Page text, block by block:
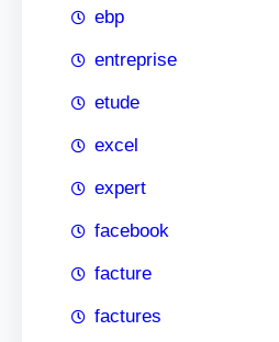
ebp
entreprise
etude
excel
expert
facebook
facture
factures